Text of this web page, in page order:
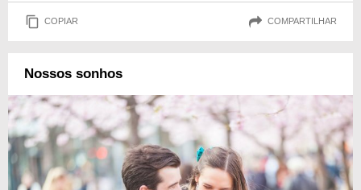
COPIAR COMPARTILHAR
Nossos sonhos